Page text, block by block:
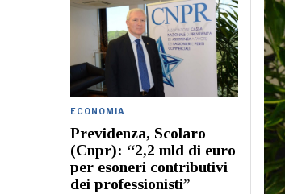
ECONOMIA
Previdenza, Scolaro
(Cnpr): “2,2 mld di euro
per esoneri contributivi
dei professionisti”